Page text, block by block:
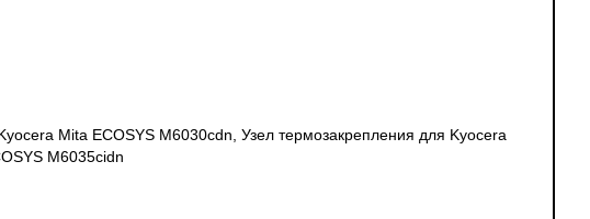
Mita ECOSYS M6030cdn, Узел термозакрепления для Kyocera
M6035cidn